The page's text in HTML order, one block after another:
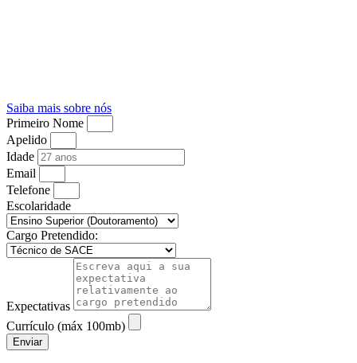
Saiba mais sobre nós
Primeiro Nome
Apelido
Idade
Email
Telefone
Escolaridade
Cargo Pretendido:
Expectativas
Currículo (máx 100mb)
Enviar